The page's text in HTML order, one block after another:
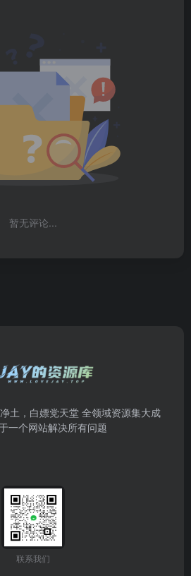
暂无评论...
土，白嫖党天堂 全领域资源集大成
一个网站解决所有问题
联系我们